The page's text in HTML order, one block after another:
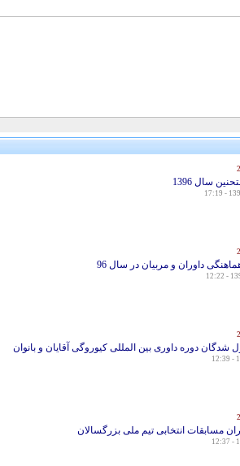
سال 1396
داوران و مربیان در سال 96
شدگان دوره داوری بین المللی کیوروگی آقایان و بانوان
مسابقات انتخابی تیم ملی بزرگسالان